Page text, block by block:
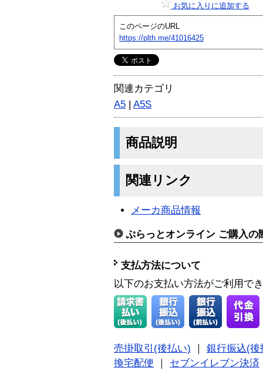
お気に入りに追加する
このページのURL
https://plth.me/41016425
関連カテゴリ
A5 | A5S
商品説明
関連リンク
メーカ商品情報
ぷらっとオンライン ご購入の
支払方法について
以下のお支払い方法がご利用で
売掛取引(後払い)
銀行振込(後
換宅配便
セブンイレブン決済